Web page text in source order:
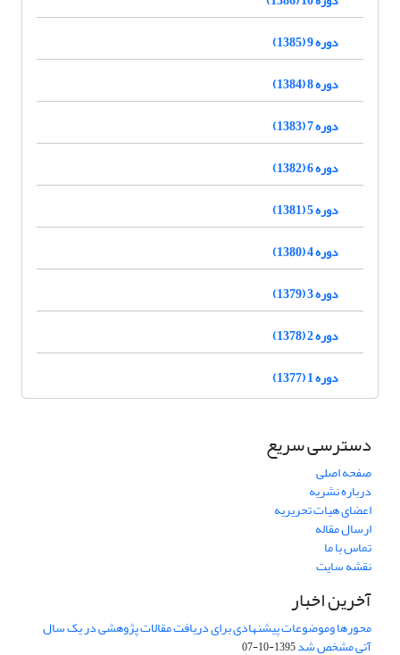
دوره 9 (1385)
دوره 8 (1384)
دوره 7 (1383)
دوره 6 (1382)
دوره 5 (1381)
دوره 4 (1380)
دوره 3 (1379)
دوره 2 (1378)
دوره 1 (1377)
دسترسی سریع
صفحه اصلی
درباره نشریه
اعضای هیات تحریریه
ارسال مقاله
تماس با ما
نقشه سایت
آخرین اخبار
محورها وموضوعات پیشنهادی برای دریافت مقالات پژوهشی در یک سال
آتی مشخص شد1395-10-07